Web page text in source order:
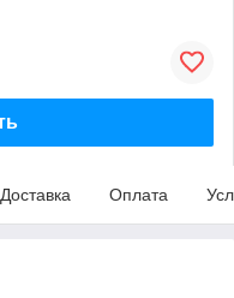
Доставка Оплата